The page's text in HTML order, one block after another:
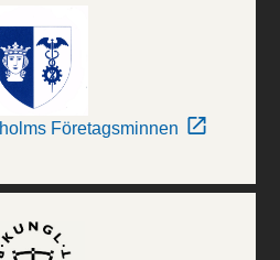
Företagsminnen